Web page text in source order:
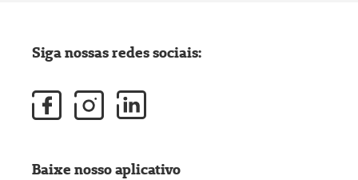
Siga nossas redes sociais:
Baixe nosso aplicativo